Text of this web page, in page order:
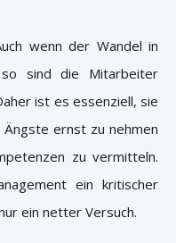
wenn der Wandel in
sind die Mitarbeiter
ist es essenziell, sie
ernst zu nehmen
zu vermitteln.
ein kritischer
ein netter Versuch.